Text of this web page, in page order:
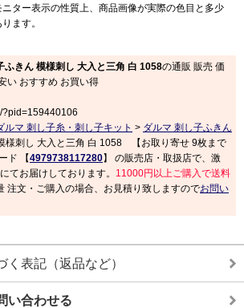
ター表示の性質上、商品画像が実際の色目と多少
ます。
ふきん 模様刺し 大入と三角 白 1058の通販 販売 価
い おすすめ お買い得
?pid=159440106
ルマ 刺し子糸・刺し子キット > ダルマ 刺し子ふきん
様刺し 大入と三角 白 1058 【お取り寄せ 9枚まで
ド 【4979738117280】 の販売店・取扱店で、激
てお届けしております。 11000円以上ご購入で送料
注文・ご購入の場合、お見積り致しますのでお問い
表記（返品など）
い合わせる